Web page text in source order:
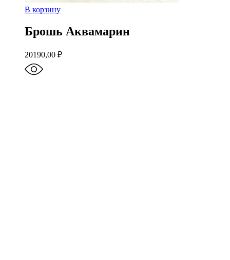
В корзину
Брошь Аквамарин
20190,00 ₽